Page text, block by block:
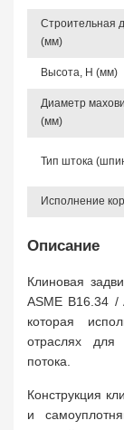
Строительная
(мм)
Высота, Н (мм)
Диаметр
(мм)
Тип штока
Исполнение
Описание
Клиновая
ASME B16.34 /
которая
отраслях для
потока.
Конструкция
и